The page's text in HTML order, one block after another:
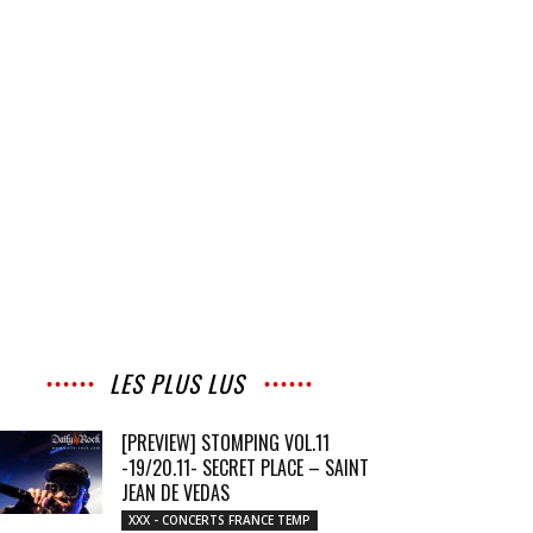
LES PLUS LUS
[PREVIEW] STOMPING VOL.11
-19/20.11- SECRET PLACE – SAINT
JEAN DE VEDAS
XXX - CONCERTS FRANCE TEMP